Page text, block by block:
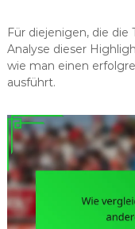
Für diejenigen, die
Analyse dieser
wie man einen
ausführt.